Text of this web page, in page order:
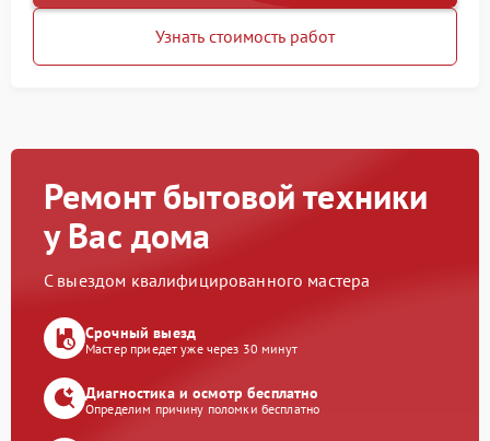
Узнать стоимость работ
Ремонт бытовой техники
у Вас дома
С выездом квалифицированного мастера
Срочный выезд
Мастер приедет уже через 30 минут
Диагностика и осмотр бесплатно
Определим причину поломки бесплатно